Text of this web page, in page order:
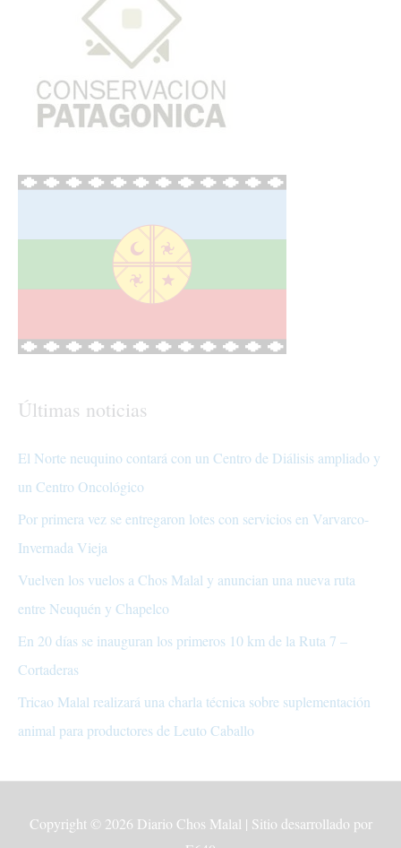
Últimas noticias
El Norte neuquino contará con un Centro de Diálisis ampliado y
un Centro Oncológico
Por primera vez se entregaron lotes con servicios en Varvarco-
Invernada Vieja
Vuelven los vuelos a Chos Malal y anuncian una nueva ruta
entre Neuquén y Chapelco
En 20 días se inauguran los primeros 10 km de la Ruta 7 –
Cortaderas
Tricao Malal realizará una charla técnica sobre suplementación
animal para productores de Leuto Caballo
Copyright © 2026 Diario Chos Malal | Sitio desarrollado por